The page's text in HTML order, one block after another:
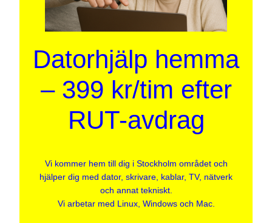
Datorhjälp hemma
– 399 kr/tim efter
RUT-avdrag
Vi kommer hem till dig i Stockholm området och
hjälper dig med dator, skrivare, kablar, TV, nätverk
och annat tekniskt.
Vi arbetar med Linux, Windows och Mac.